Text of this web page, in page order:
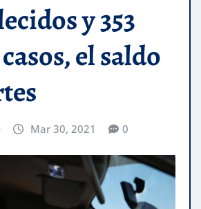
y 353
el saldo
Mar 30, 2021 0